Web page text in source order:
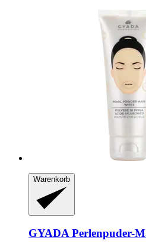
Warenkorb
GYADA Perlenpuder-​